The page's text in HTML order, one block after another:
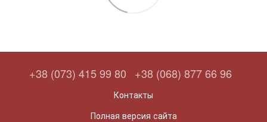
+38 (073) 415 99 80 +38 (068) 877 66 96
Контакты
Полная версия сайта